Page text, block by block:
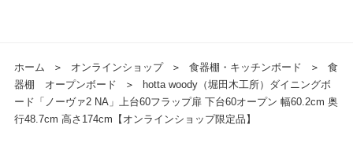
ホーム ＞ オンラインショップ ＞ 食器棚・キッチンボード ＞
食
器棚 オープンボード
＞
hotta woody（堀田木工所）ダイニングボ
ード「ノーヴァ2 NA」上台60フラップ扉 下台60オープン 幅60.2cm 奥
行48.7cm 高さ174cm【オンラインショップ限定品】